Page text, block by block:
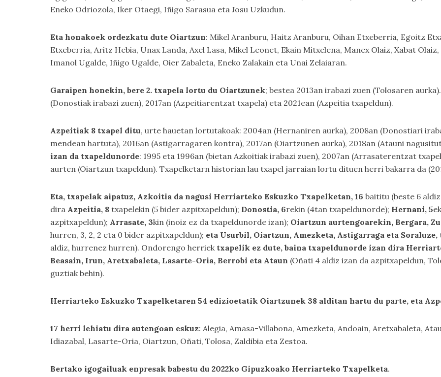
Eneko Odriozola, Iker Otaegi, Iñigo Sarasua eta Josu Uzkudun.
Eta honakoek ordezkatu dute Oiartzun: Mikel Aranburu, Haitz Aranburu, Oihan Etxeberria, Egoitz
Etxeberria, Aritz Hebia, Unax Landa, Axel Lasa, Mikel Leonet, Ekain Mitxelena, Manex Olaiz, Xabat
Imanol Ugalde, Iñigo Ugalde, Oier Zabaleta, Eneko Zalakain eta Unai Zelaiaran.
Garaipen honekin, bere 2. txapela lortu du Oiartzunek; bestea 2013an irabazi zuen (Tolosaren aurka).
(Donostiak irabazi zuen), 2017an (Azpeitiarentzat txapela) eta 2021ean (Azpeitia txapeldun).
Azpeitiak 8 txapel ditu, urte hauetan lortutakoak: 2004an (Hernaniren aurka), 2008an (Donostiari
mendean hartuta), 2016an (Astigarragaren kontra), 2017an (Oiartzunen aurka), 2018an (Atauni
izan da txapeldunorde: 1995 eta 1996an (bietan Azkoitiak irabazi zuen), 2007an (Arrasaterentzat
aurten (Oiartzun txapeldun). Txapelketarn historian lau txapel jarraian lortu dituen herri bakarra da
Eta, txapelak aipatuz, Azkoitia da nagusi Herriarteko Eskuzko Txapelketan, 16 baititu (beste 6
dira Azpeitia, 8 txapelekin (5 bider azpitxapeldun); Donostia, 6rekin (4tan txapeldunorde); Hernani, 5
azpitxapeldun); Arrasate, 3kin (inoiz ez da txapeldunorde izan); Oiartzun aurtengoarekin, Bergara,
hurren, 3, 2, 2 eta 0 bider azpitxapeldun); eta Usurbil, Oiartzun, Amezketa, Astigarraga eta
aldiz, hurrenez hurren). Ondorengo herriek txapelik ez dute, baina txapeldunorde izan dira
Beasain, Irun, Aretxabaleta, Lasarte-Oria, Berrobi eta Ataun (Oñati 4 aldiz izan da azpitxapeldun,
guztiak behin).
Herriarteko Eskuzko Txapelketaren 54 edizioetatik Oiartzunek 38 alditan hartu du parte, eta
17 herri lehiatu dira autengoan eskuz: Alegia, Amasa-Villabona, Amezketa, Andoain, Aretxabaleta,
Idiazabal, Lasarte-Oria, Oiartzun, Oñati, Tolosa, Zaldibia eta Zestoa.
Bertako igogailuak enpresak babestu du 2022ko Gipuzkoako Herriarteko Txapelketa.